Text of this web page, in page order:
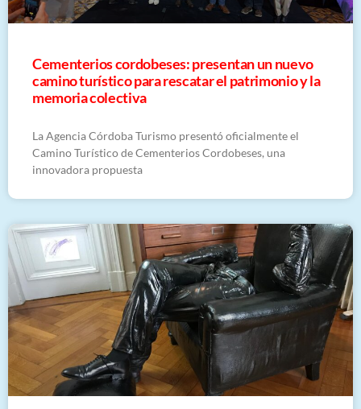
Cementerios cordobeses: presentan un nuevo
camino turístico para rescatar el patrimonio y la
memoria colectiva
La Agencia Córdoba Turismo presentó oficialmente el
Camino Turístico de Cementerios Cordobeses, una
innovadora propuesta